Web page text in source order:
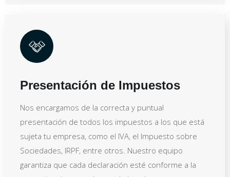
Presentación de Impuestos
Nos encargamos de la correcta y puntual
presentación de todos los impuestos a los que está
sujeta tu empresa, como el IVA, el Impuesto sobre
Sociedades, IRPF, entre otros. Nuestro equipo
garantiza que cada declaración esté conforme a la